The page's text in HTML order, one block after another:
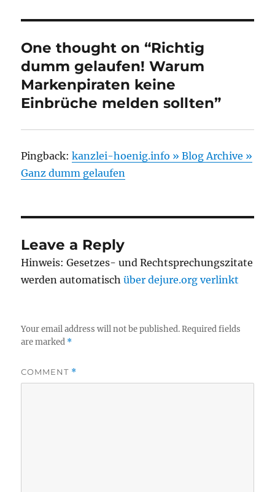
One thought on “Richtig
dumm gelaufen! Warum
Markenpiraten keine
Einbrüche melden sollten”
Pingback:kanzlei-hoenig.info » Blog Archive »
Ganz dumm gelaufen
Leave a Reply
Hinweis: Gesetzes- und Rechtsprechungszitate
werden automatischüber dejure.org verlinkt
Your email address will not be published. Required fields
are marked *
COMMENT *